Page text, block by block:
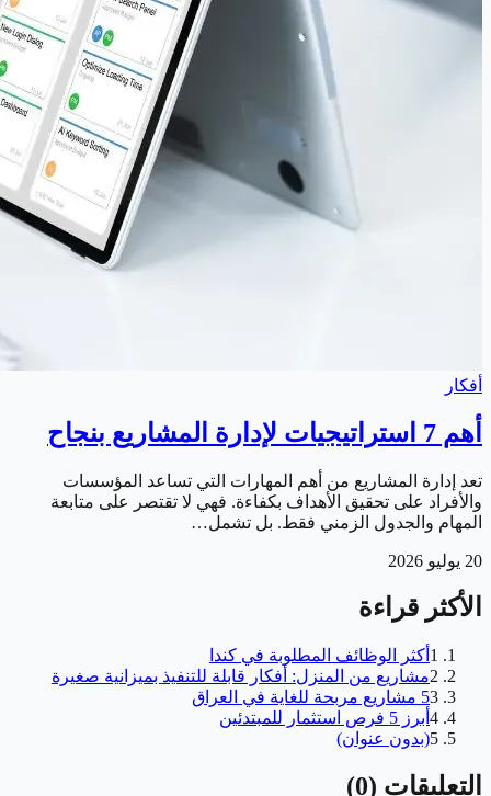
أفكار
أهم 7 استراتيجيات لإدارة المشاريع بنجاح
تعد إدارة المشاريع من أهم المهارات التي تساعد المؤسسات
والأفراد على تحقيق الأهداف بكفاءة. فهي لا تقتصر على متابعة
المهام والجدول الزمني فقط. بل تشمل…
20 يوليو 2026
الأكثر قراءة
1 أكثر الوظائف المطلوبة في كندا
2مشاريع من المنزل: أفكار قابلة للتنفيذ بميزانية صغيرة
35 مشاريع مربحة للغاية في العراق
4 أبرز 5 فرص استثمار للمبتدئين
5(بدون عنوان)
التعليقات (
0
)